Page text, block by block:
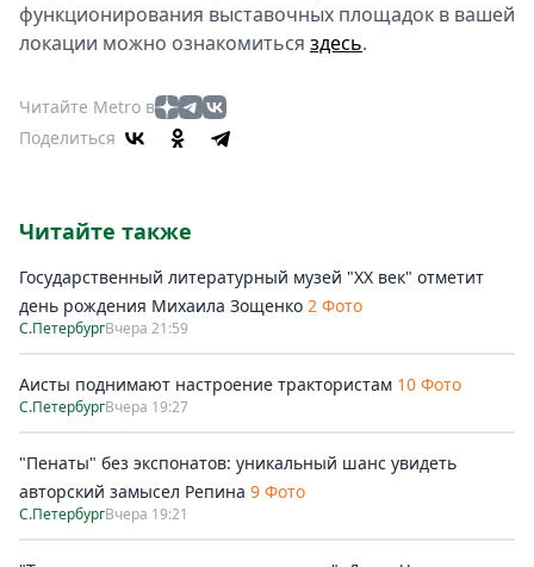
функционирования выставочных площадок в вашей
локации можно ознакомиться здесь.
Читайте Metro в
Поделиться
Читайте также
Государственный литературный музей "ХХ век" отметит
день рождения Михаила Зощенко 2 Фото
С.ПетербургВчера 21:59
Аисты поднимают настроение трактористам 10 Фото
С.ПетербургВчера 19:27
"Пенаты" без экспонатов: уникальный шанс увидеть
авторский замысел Репина 9 Фото
С.ПетербургВчера 19:21